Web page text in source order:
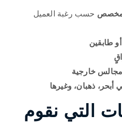
مخصص حسب رغبة العميل
طابقين
خارجية
أبحر، ذهبان، وغيرها
التي نقوم